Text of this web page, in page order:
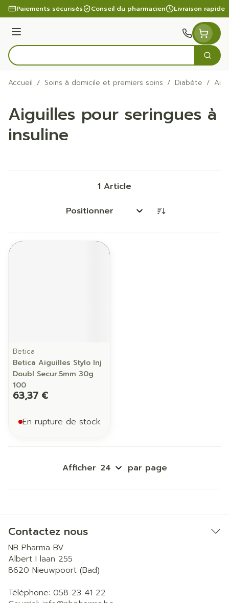
Aller au contenu
Paiements sécurisés Conseil du pharmacien Livraison rapide
Menu
Rechercher
Accueil / Soins à domicile et premiers soins / Diabète /
Aiguilles pour seringues à
insuline
1 Article
Trier par:
Betica
Betica Aiguilles Stylo Inj
Doubl Secur.5mm 30g
100
63,37 €
En rupture de stock
Afficher par page
Contactez nous
NB Pharma BV
Albert I laan 255
8620 Nieuwpoort (Bad)
Téléphone: 058 23 41 22